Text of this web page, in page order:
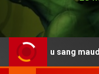
sang maudit entre